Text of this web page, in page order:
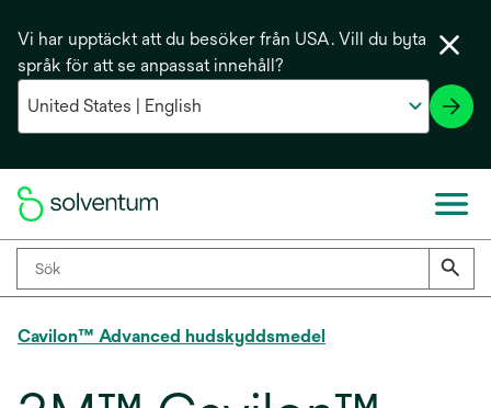
Vi har upptäckt att du besöker från USA. Vill du byta
språk för att se anpassat innehåll?
Cavilon™ Advanced hudskyddsmedel